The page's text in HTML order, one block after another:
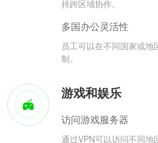
持跨区域协作。
多国办公灵活性
员工可以在不同国家或地
制。
游戏和娱乐
访问游戏服务器
通过VPN可以访问不同地